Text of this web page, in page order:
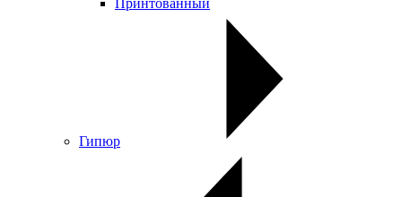
Принтованный
Гипюр